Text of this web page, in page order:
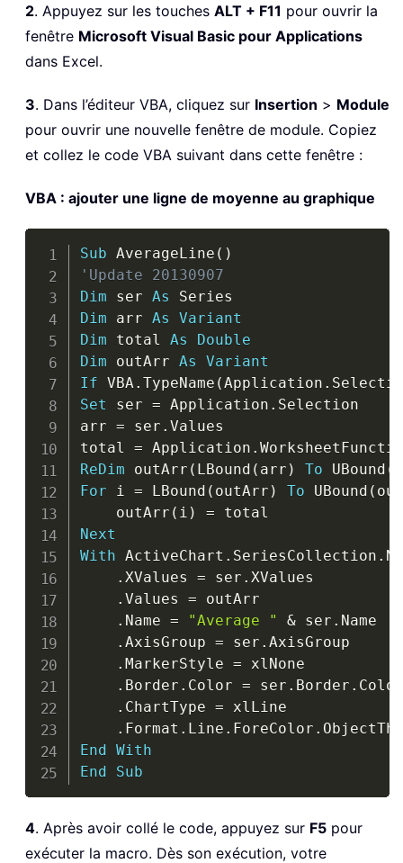
2. Appuyez sur les touches ALT + F11 pour ouvrir la
fenêtre Microsoft Visual Basic pour Applications
dans Excel.
3. Dans l’éditeur VBA, cliquez sur Insertion > Module
pour ouvrir une nouvelle fenêtre de module. Copiez
et collez le code VBA suivant dans cette fenêtre :
VBA : ajouter une ligne de moyenne au graphique
Sub AverageLine ( )
'Update 20130907
Dim ser As
Dim arr As
Variant
Dim total As
Double
Dim outArr As
Variant
If VBA . TypeName (Application .
Set ser = Application . Selection
arr = ser . Values
total = Application .
ReDim outArr ( LBound ( arr ) To UBound (
For i = LBound ( outArr ) To UBound (
    outArr
( i ) =
Next
With ActiveChart . SeriesCollection .
. XValues = ser . XValues
. Values = outArr
. Name = "Average " & ser . Name
. AxisGroup = ser . AxisGroup
. MarkerStyle = xlNone
. Border . Color = ser . Border . Color
. ChartType = xlLine
. Format . Line . ForeColor .
End With
End
Sub
4. Après avoir collé le code, appuyez sur F5 pour
exécuter la macro. Dès son exécution, votre